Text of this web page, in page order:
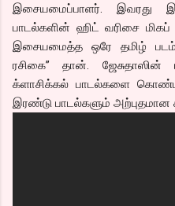
இசையமைப்பாளர். இவரது
பாடல்களின் ஹிட் வரிசை மிகப்
இசையமைத்த ஒரே தமிழ் படம்
ரசிகை” தான். ஜேசுதாஸின்
க்ளாசிக்கல் பாடல்களை
இரண்டு பாடல்களும்